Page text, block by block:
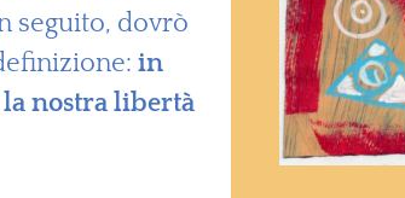
seguito, dovrò
in
nostra libertà